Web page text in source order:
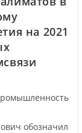
на 2021
обозначил